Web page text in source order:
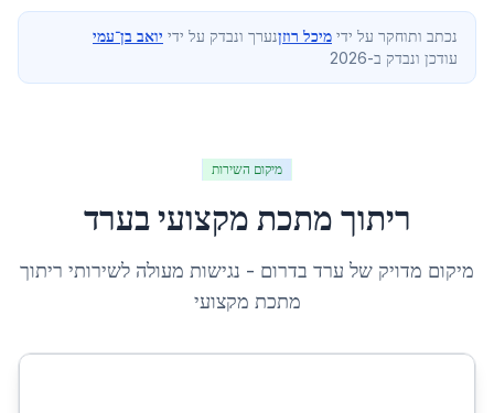
נכתב ותוחקר על ידי מיכל רוזןנערך ונבדק על ידי יואב בן־עמי
עודכן ונבדק ב-2026
מיקום השירות
ריתוך מתכת מקצועיבערד
מיקום מדויק של ערד בדרום - נגישות מעולה לשירותי ריתוך
מתכת מקצועי